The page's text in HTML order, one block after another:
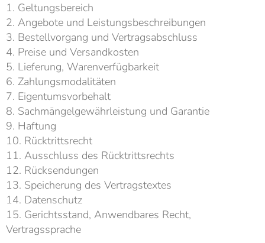
1. Geltungsbereich
2. Angebote und Leistungsbeschreibungen
3. Bestellvorgang und Vertragsabschluss
4. Preise und Versandkosten
5. Lieferung, Warenverfügbarkeit
6. Zahlungsmodalitäten
7. Eigentumsvorbehalt
8. Sachmängelgewährleistung und Garantie
9. Haftung
10. Rücktrittsrecht
11. Ausschluss des Rücktrittsrechts
12. Rücksendungen
13. Speicherung des Vertragstextes
14. Datenschutz
15. Gerichtsstand, Anwendbares Recht,
Vertragssprache